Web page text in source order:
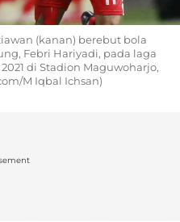
(kanan) berebut bola
Febri Hariyadi, pada laga
di Stadion Maguwoharjo,
M Iqbal Ichsan)